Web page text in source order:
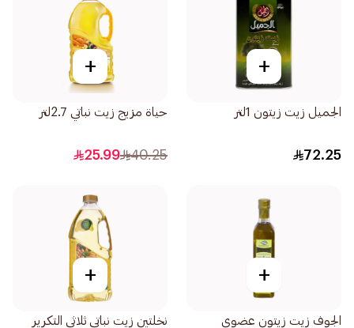
+
الجميل زيت زيتون 1لتر
72.25
+
حياة مزيج زيت نباتي 2.7لتر
40.25
25.99
+
الجوف زيت زيتون عضوي
+
نخلتين زيت نباتي ثلاثي التكرير